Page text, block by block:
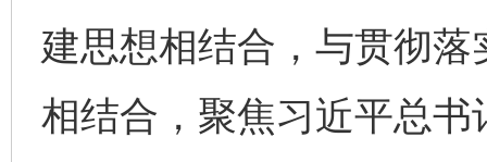
建思想相结合，与贯彻
相结合，聚焦习近平总
千年窑火 生生不息 一